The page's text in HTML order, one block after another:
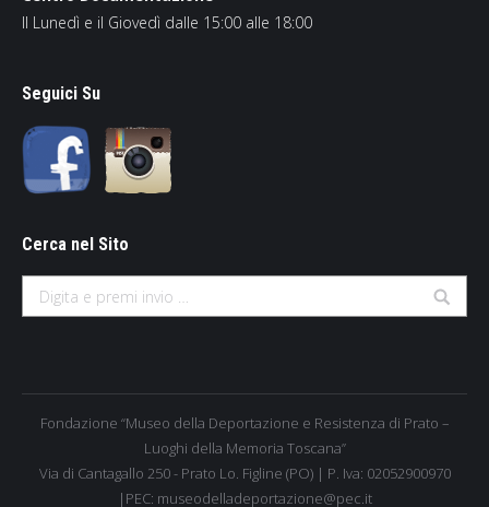
Il Lunedì e il Giovedì dalle 15:00 alle 18:00
Seguici Su
Cerca nel Sito
Search:
Fondazione “Museo della Deportazione e Resistenza di Prato –
Luoghi della Memoria Toscana”
Via di Cantagallo 250 - Prato Lo. Figline (PO) | P. Iva: 02052900970
|PEC: museodelladeportazione@pec.it